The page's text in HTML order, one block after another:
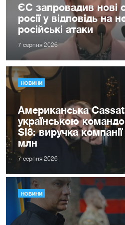
ЄС запровадив нові
росії у відповідь на
російські атаки
7 серпня 2026
НОВИНИ
Американська
українською
SI8: виручка
млн
7 серпня 2026
НОВИНИ